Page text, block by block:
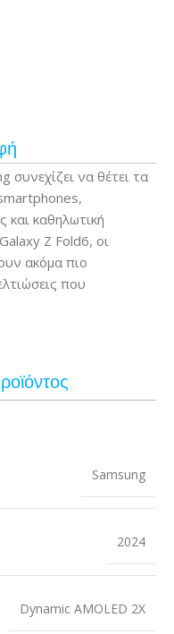
συνεχίζει να θέτει τα
και καθηλωτική
Z Fold6, οι
ακόμα πιο
που
Samsung
2024
Dynamic AMOLED 2X